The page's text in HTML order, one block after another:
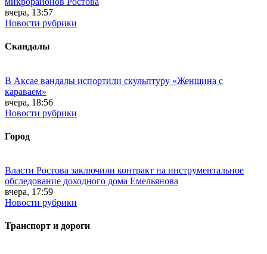
вчера, 13:57
Новости рубрики
Скандалы
В Аксае вандалы испортили скульптуру «Женщина с
караваем»
вчера, 18:56
Новости рубрики
Город
Власти Ростова заключили контракт на инструментальное
обследование доходного дома Емельянова
вчера, 17:59
Новости рубрики
Транспорт и дороги